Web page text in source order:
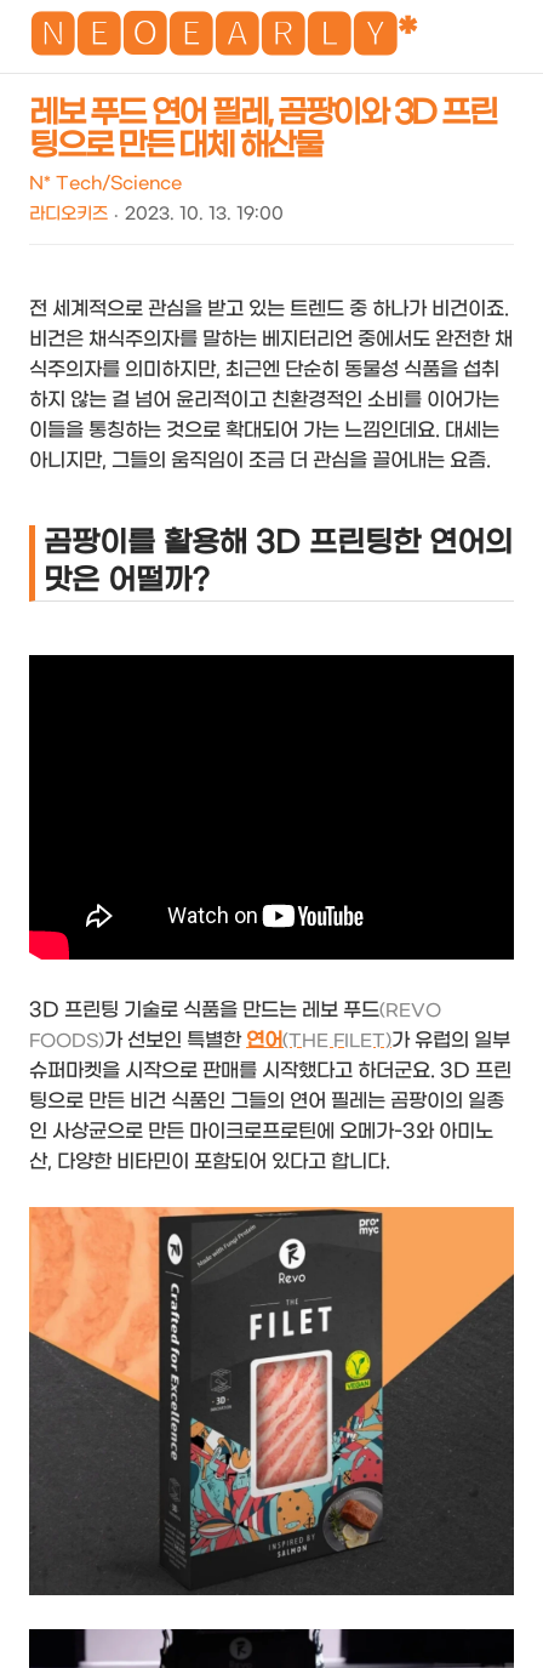
🅽🅴🅾🅴🅰🆁🅻🆈*
레보 푸드 연어 필레, 곰팡이와 3D 프린
팅으로 만든 대체 해산물
N* Tech/Science
라디오키즈
2023. 10. 13. 19:00
전 세계적으로 관심을 받고 있는 트렌드 중 하나가 비건이죠.
비건은 채식주의자를 말하는 베지터리언 중에서도 완전한 채
식주의자를 의미하지만, 최근엔 단순히 동물성 식품을 섭취
하지 않는 걸 넘어 윤리적이고 친환경적인 소비를 이어가는
이들을 통칭하는 것으로 확대되어 가는 느낌인데요. 대세는
아니지만, 그들의 움직임이 조금 더 관심을 끌어내는 요즘.
곰팡이를 활용해 3D 프린팅한 연어의
맛은 어떨까?
3D 프린팅 기술로 식품을 만드는 레보 푸드(REVO
FOODS)가 선보인 특별한 연어(THE FILET)가 유럽의 일부
슈퍼마켓을 시작으로 판매를 시작했다고 하더군요. 3D 프린
팅으로 만든 비건 식품인 그들의 연어 필레는 곰팡이의 일종
인 사상균으로 만든 마이크로프로틴에 오메가-3와 아미노
산, 다양한 비타민이 포함되어 있다고 합니다.